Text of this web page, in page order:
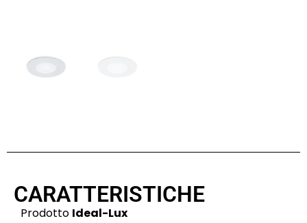
CARATTERISTICHE
Prodotto Ideal-Lux